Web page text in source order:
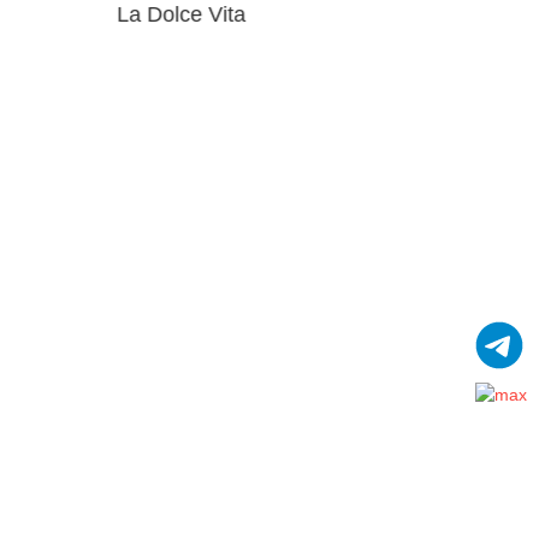
La Dolce Vita